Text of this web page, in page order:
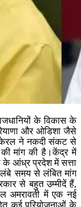
के विकास के
और ओडिशा जैसे
केरल ने नकदी संकट से
मांग की है।केंद्र में
के आंध्र प्रदेश में सत्ता
समय से लंबित मांग
से बहुत उम्मीदें हैं,
अमरावती में एक नई
कई परियोजनाओं के